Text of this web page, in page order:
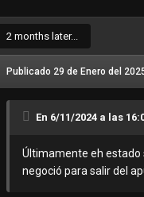
IGAME eso también lo
2 months later...
Publicado 29 de Enero del
En 6/11/2024 a las
Últimamente eh estado
negoció para salir del